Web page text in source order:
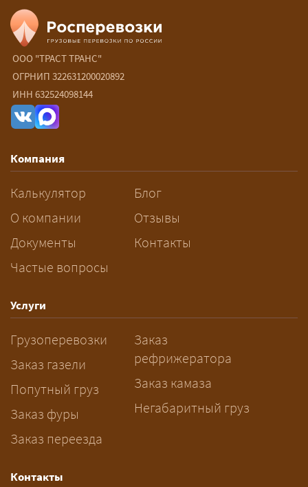
Калининград и Крым берём грузы от
500 кг.
Есть ли сборные и попутные
перевозки?
— Да, для небольших грузов это
км: ваш груз едет в машине,
следующей по маршруту, а вы
платите только за своё место. Сроки
при этом дольше, чем у отдельной
машины.
Как заказать грузоперевозку?
— Оставьте заявку с маршрутом,
рассчитает стоимость за 5–10 минут
и подберёт машину. Все условия и
цена фиксируются в договоре;
оплата после доставки, перед
выгрузкой.
ООО "ТРАСТ ТРАНС"
ОГРНИП 322631200020892
ИНН 632524098144
Компания
Калькулятор
О компании
Документы
Частые вопросы
Блог
Отзывы
Контакты
Услуги
Грузоперевозки
Заказ газели
Попутный груз
Заказ фуры
Заказ переезда
Заказ
рефрижератора
Заказ камаза
Негабаритный груз
Контакты